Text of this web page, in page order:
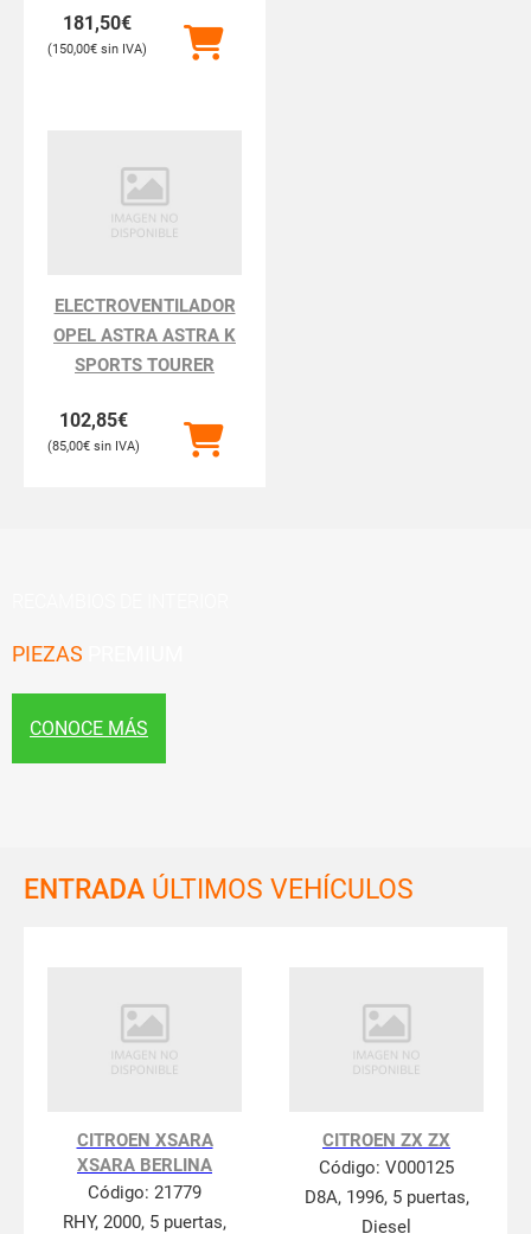
181,50€
150,00€
ELECTROVENTILADOR
OPEL ASTRA ASTRA K
SPORTS TOURER
102,85€
85,00€
PIEZAS
CONOCE MÁS
ENTRADA ÚLTIMOS VEHÍCULOS
CITROEN XSARA
XSARA BERLINA
Código: 21779
RHY, 2000, 5 puertas,
CITROEN ZX ZX
Código: V000125
D8A, 1996, 5 puertas,
Diesel